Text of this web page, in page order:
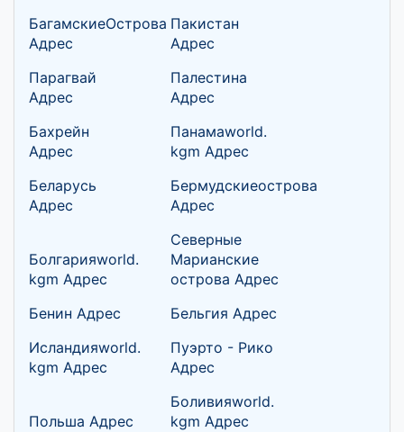
БагамскиеОстрова
Адрес
Пакистан
Адрес
Парагвай
Адрес
Палестина
Адрес
Бахрейн
Адрес
Панамаworld.
kgm Адрес
Беларусь
Адрес
Бермудскиеострова
Адрес
Болгарияworld.
kgm Адрес
Северные
Марианские
острова Адрес
Бенин Адрес
Бельгия Адрес
Исландияworld.
kgm Адрес
Пуэрто - Рико
Адрес
Польша Адрес
Боливияworld.
kgm Адрес